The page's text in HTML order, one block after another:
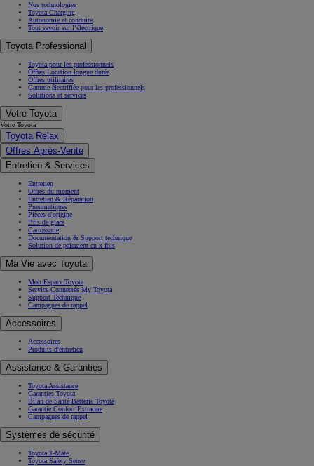
Nos technologies
Toyota Charging
Autonomie et conduite
Tout savoir sur l’électrique
Toyota Professional
Toyota pour les professionnels
Offres Location longue durée
Offres utilitaires
Gamme électrifiée pour les professionnels
Solutions et services
Votre Toyota
Votre Toyota
Toyota Relax
Offres Après-Vente
Entretien & Services
Entretien
Offres du moment
Entretien & Réparation
Pneumatiques
Pièces d'origine
Bris de glace
Carrosserie
Documentation & Support technique
Solution de paiement en x fois
Ma Vie avec Toyota
Mon Espace Toyota
Service Connectés My Toyota
Support Technique
Campagnes de rappel
Accessoires
Accessoires
Produits d'entretien
Assistance & Garanties
Toyota Assistance
Garanties Toyota
Bilan de Santé Batterie Toyota
Garantie Confort Extracare
Campagnes de rappel
Systèmes de sécurité
Toyota T-Mate
Toyota Safety Sense